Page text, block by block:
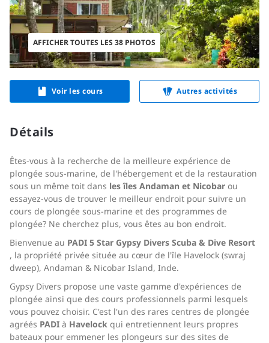
AFFICHER TOUTES LES 38 PHOTOS
Voir les cours Autres activités
Détails
Êtes-vous à la recherche de la meilleure expérience de
plongée sous-marine, de l'hébergement et de la restauration
sous un même toit dans les îles Andaman et Nicobar ou
essayez-vous de trouver le meilleur endroit pour suivre un
cours de plongée sous-marine et des programmes de
plongée? Ne cherchez plus, vous êtes au bon endroit.
Bienvenue au PADI 5 Star Gypsy Divers Scuba & Dive Resort
, la propriété privée située au cœur de l'île Havelock (swraj
dweep), Andaman & Nicobar Island, Inde.
Gypsy Divers propose une vaste gamme d'expériences de
plongée ainsi que des cours professionnels parmi lesquels
vous pouvez choisir. C'est l'un des rares centres de plongée
agréés PADI à Havelock qui entretiennent leurs propres
bateaux pour emmener les plongeurs sur des sites de